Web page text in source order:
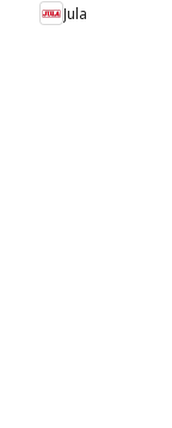
Jula